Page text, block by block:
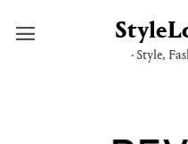
· Style,